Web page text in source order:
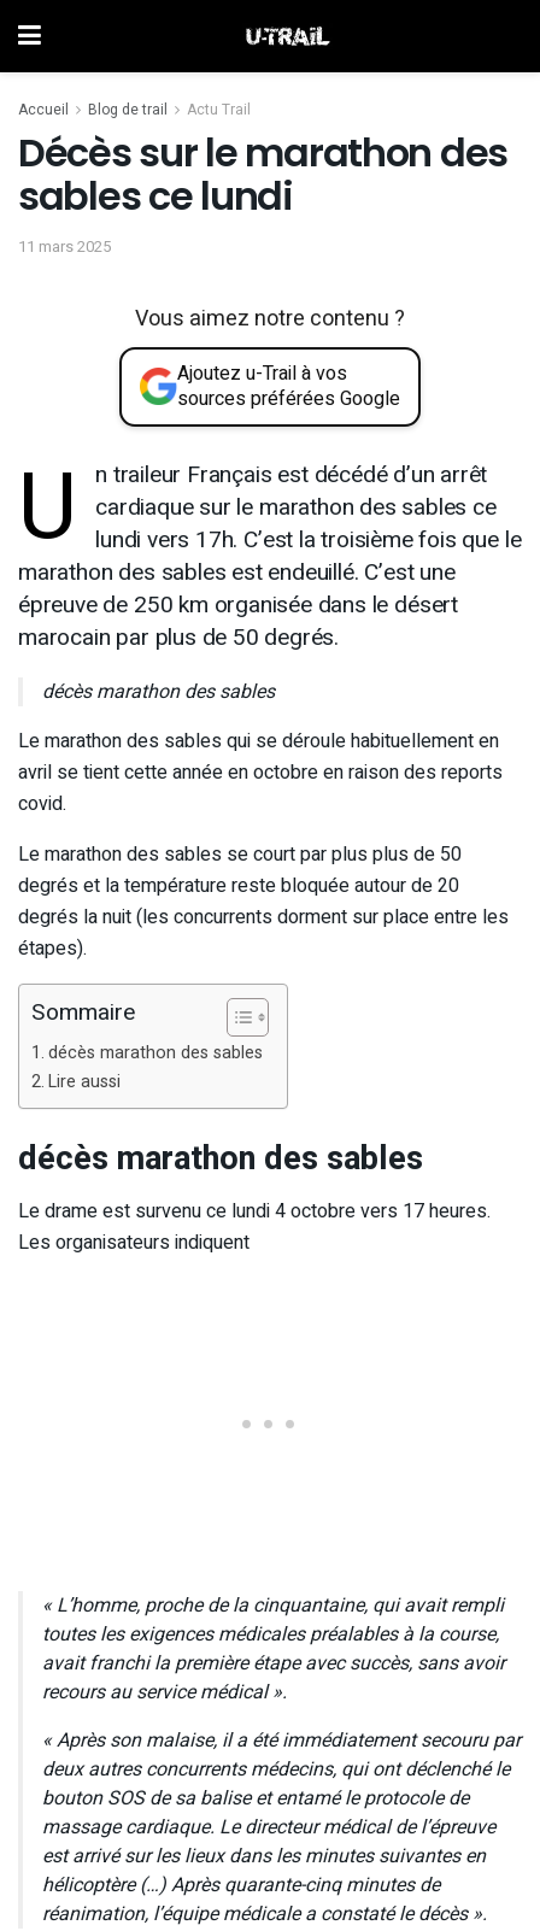
Accueil Blog de trail Actu Trail
Décès sur le marathon des
sables ce lundi
11 mars 2025
Vous aimez notre contenu ?
Ajoutez u-Trail à vos
sources préférées Google
U
n traileur Français est décédé d’un arrêt
cardiaque sur le marathon des sables ce
lundi vers 17h. C’est la troisième fois que le
marathon des sables est endeuillé. C’est une
épreuve de 250 km organisée dans le désert
marocain par plus de 50 degrés.
décès marathon des sables
Le marathon des sables qui se déroule habituellement en
avril se tient cette année en octobre en raison des reports
covid.
Le marathon des sables se court par plus plus de 50
degrés et la température reste bloquée autour de 20
degrés la nuit (les concurrents dorment sur place entre les
étapes).
Sommaire
décès marathon des sables
Lire aussi
décès marathon des sables
Le drame est survenu ce lundi 4 octobre vers 17 heures.
Les organisateurs indiquent
« L’homme, proche de la cinquantaine, qui avait rempli
toutes les exigences médicales préalables à la course,
avait franchi la première étape avec succès, sans avoir
recours au service médical ».
« Après son malaise, il a été immédiatement secouru par
deux autres concurrents médecins, qui ont déclenché le
bouton SOS de sa balise et entamé le protocole de
massage cardiaque. Le directeur médical de l’épreuve
est arrivé sur les lieux dans les minutes suivantes en
hélicoptère (…) Après quarante-cinq minutes de
réanimation, l’équipe médicale a constaté le décès ».